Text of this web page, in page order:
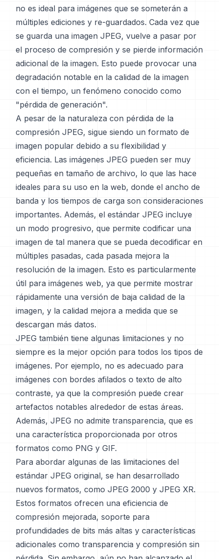
no es ideal para imágenes que se someterán a
múltiples ediciones y re-guardados. Cada vez que
se guarda una imagen JPEG, vuelve a pasar por
el proceso de compresión y se pierde información
adicional de la imagen. Esto puede provocar una
degradación notable en la calidad de la imagen
con el tiempo, un fenómeno conocido como
"pérdida de generación".
A pesar de la naturaleza con pérdida de la
compresión JPEG, sigue siendo un formato de
imagen popular debido a su flexibilidad y
eficiencia. Las imágenes JPEG pueden ser muy
pequeñas en tamaño de archivo, lo que las hace
ideales para su uso en la web, donde el ancho de
banda y los tiempos de carga son consideraciones
importantes. Además, el estándar JPEG incluye
un modo progresivo, que permite codificar una
imagen de tal manera que se pueda decodificar en
múltiples pasadas, cada pasada mejora la
resolución de la imagen. Esto es particularmente
útil para imágenes web, ya que permite mostrar
rápidamente una versión de baja calidad de la
imagen, y la calidad mejora a medida que se
descargan más datos.
JPEG también tiene algunas limitaciones y no
siempre es la mejor opción para todos los tipos de
imágenes. Por ejemplo, no es adecuado para
imágenes con bordes afilados o texto de alto
contraste, ya que la compresión puede crear
artefactos notables alrededor de estas áreas.
Además, JPEG no admite transparencia, que es
una característica proporcionada por otros
formatos como PNG y GIF.
Para abordar algunas de las limitaciones del
estándar JPEG original, se han desarrollado
nuevos formatos, como JPEG 2000 y JPEG XR.
Estos formatos ofrecen una eficiencia de
compresión mejorada, soporte para
profundidades de bits más altas y características
adicionales como transparencia y compresión sin